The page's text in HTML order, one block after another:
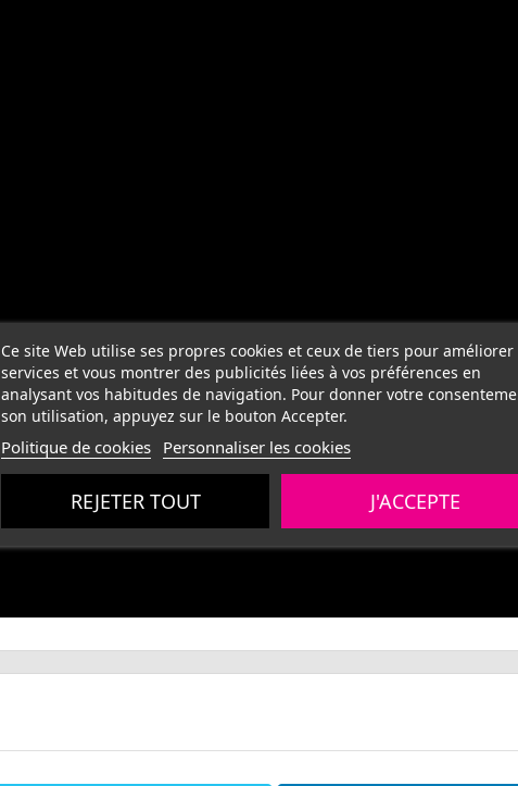
Ce site Web utilise ses propres cookies et ceux de tiers pour améliorer
services et vous montrer des publicités liées à vos préférences en
analysant vos habitudes de navigation. Pour donner votre
son utilisation, appuyez sur le bouton Accepter.
Politique de cookies Personnaliser les cookies
REJETER TOUT J'ACCEPTE